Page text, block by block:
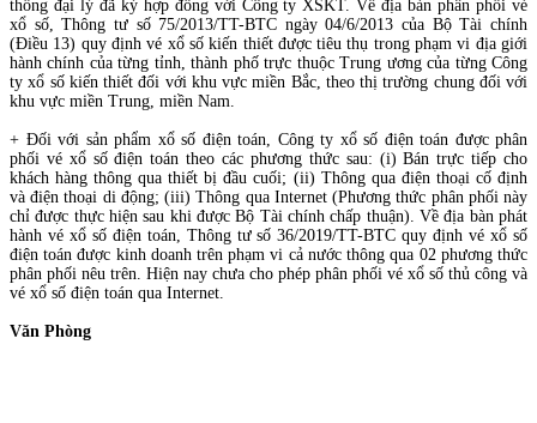
thống đại lý đã ký hợp đồng với Công ty XSKT. Về địa bàn phân phối vé
xổ số, Thông tư số 75/2013/TT-BTC ngày 04/6/2013 của Bộ Tài chính
(Điều 13) quy định vé xổ số kiến thiết được tiêu thụ trong phạm vi địa giới
hành chính của từng tỉnh, thành phố trực thuộc Trung ương của từng Công
ty xổ số kiến thiết đối với khu vực miền Bắc, theo thị trường chung đối với
khu vực miền Trung, miền Nam.
+ Đối với sản phẩm xổ số điện toán, Công ty xổ số điện toán được phân
phối vé xổ số điện toán theo các phương thức sau: (i) Bán trực tiếp cho
khách hàng thông qua thiết bị đầu cuối; (ii) Thông qua điện thoại cố định
và điện thoại di động; (iii) Thông qua Internet (Phương thức phân phối này
chỉ được thực hiện sau khi được Bộ Tài chính chấp thuận). Về địa bàn phát
hành vé xổ số điện toán, Thông tư số 36/2019/TT-BTC quy định vé xổ số
điện toán được kinh doanh trên phạm vi cả nước thông qua 02 phương thức
phân phối nêu trên. Hiện nay chưa cho phép phân phối vé xổ số thủ công và
vé xổ số điện toán qua Internet.
Văn Phòng